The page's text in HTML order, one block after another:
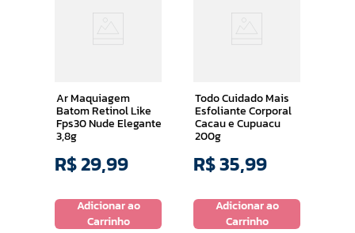
Ar Maquiagem
Batom Retinol Like
Fps30 Nude Elegante
3,8g
R$29,99
Adicionar ao
Carrinho
Todo Cuidado Mais
Esfoliante Corporal
Cacau e Cupuacu
200g
R$35,99
Adicionar ao
Carrinho